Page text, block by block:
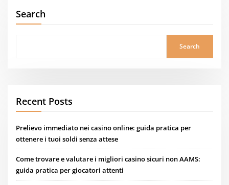
Search
Search
Recent Posts
Prelievo immediato nei casino online: guida pratica per
ottenere i tuoi soldi senza attese
Come trovare e valutare i migliori casino sicuri non AAMS:
guida pratica per giocatori attenti